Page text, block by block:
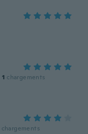
1 chargements
chargements